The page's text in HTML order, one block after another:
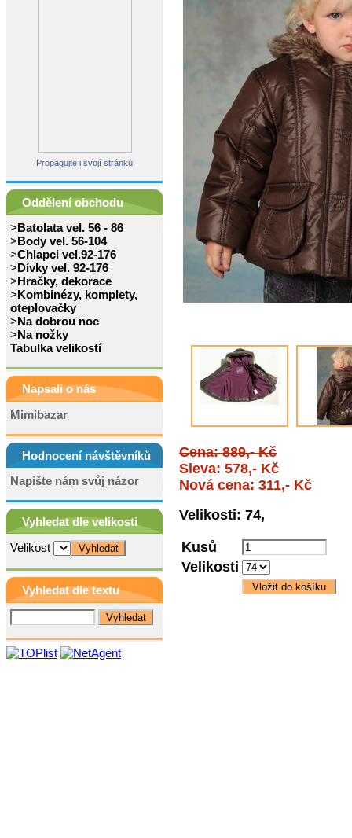
Propagujte i svojí stránku
Oddělení obchodu
>Batolata vel. 56 - 86
>Body vel. 56-104
>Chlapci vel.92-176
>Dívky vel. 92-176
>Hračky, dekorace
>Kombinézy, komplety,
oteplovačky
>Na dobrou noc
>Na nožky
Tabulka velikostí
Napsali o nás
Mimibazar
Hodnocení návštěvníků
Napište nám svůj názor
Vyhledat dle velikosti
Velikost
Vyhledat dle textu
Cena: 889,- Kč
Sleva: 578,- Kč
Nová cena: 311,- Kč
Velikosti: 74,
Kusů
Velikosti